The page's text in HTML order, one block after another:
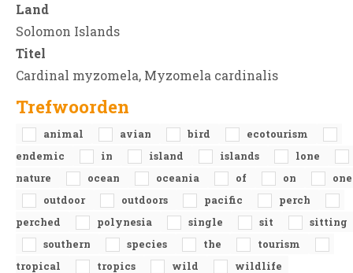
Land
Solomon Islands
Titel
Cardinal myzomela, Myzomela cardinalis
Trefwoorden
animal avian bird
ecotourism
endemic
in island islands
lone
nature
ocean oceania of on
one
outdoor
outdoors pacific
perch
perched
polynesia single sit
sitting
southern
species the
tourism
tropical
tropics wild wildlife